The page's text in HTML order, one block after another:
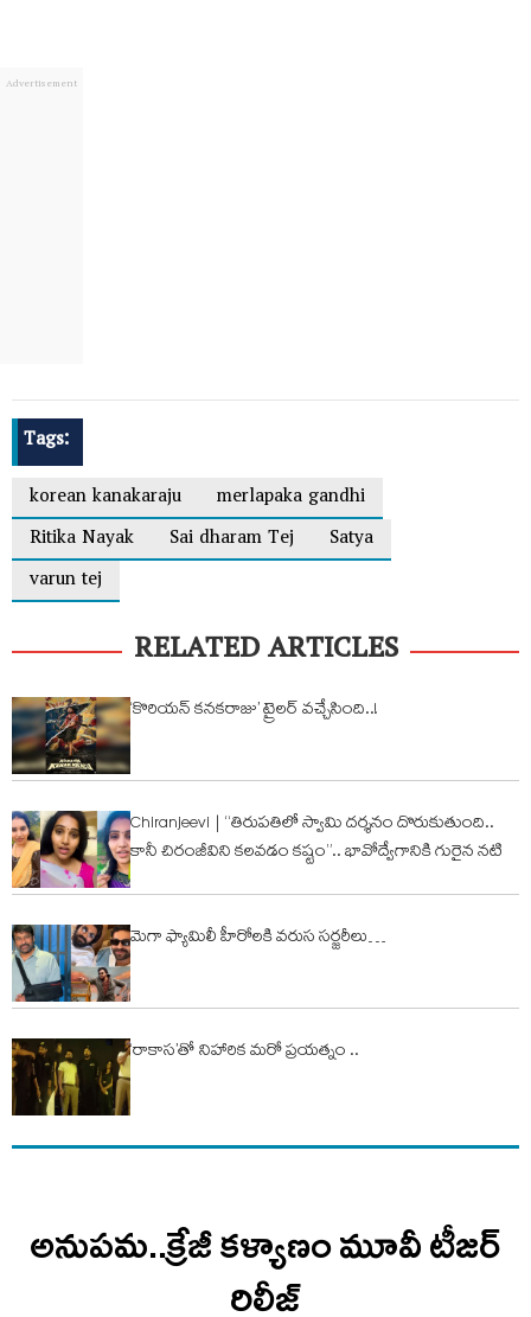
Tags:
korean kanakaraju
merlapaka gandhi
Ritika Nayak
Sai dharam Tej
Satya
varun tej
RELATED ARTICLES
‘కొరియన్ కనకరాజు’ ట్రైలర్ వచ్చేసింది..!
Chiranjeevi | “తిరుపతిలో స్వామి దర్శనం దొరుకుతుంది..
కానీ చిరంజీవిని కలవడం కష్టం”.. భావోద్వేగానికి గురైన నటి
మెగా ఫ్యామిలీ హీరోల‌కి వరుస సర్జరీలు…
‘రాకాస’తో నిహారిక మరో ప్రయత్నం ..
అనుపమ..క్రేజీ కళ్యాణం మూవీ టీజర్
రిలీజ్